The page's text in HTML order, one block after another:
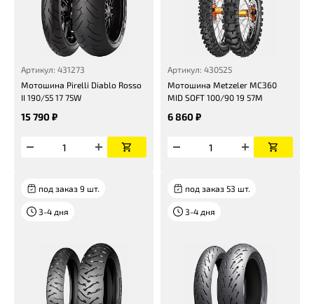
Артикул: 431273
Мотошина Pirelli Diablo Rosso
II 190/55 17 75W
15 790 ₽
Артикул: 430525
Мотошина Metzeler MC360
MID SOFT 100/90 19 57M
6 860 ₽
под заказ 9 шт.
3-4 дня
под заказ 53 шт.
3-4 дня